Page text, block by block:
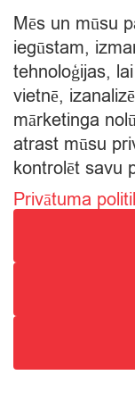
SPECIĀLĀ
Mēs un mūsu
iegūstam,
tehnoloģijas,
vietnē,
mārketinga
atrast mūsu
kontrolēt savu
Privātuma